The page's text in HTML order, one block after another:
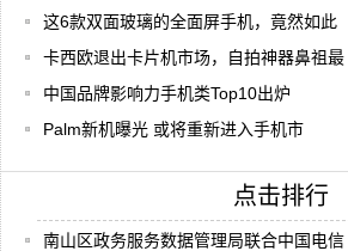
这6款双面玻璃的全面屏手机，竟然如此
卡西欧退出卡片机市场，自拍神器鼻祖最
中国品牌影响力手机类Top10出炉
Palm新机曝光 或将重新进入手机市
点击排行
南山区政务服务数据管理局联合中国电信